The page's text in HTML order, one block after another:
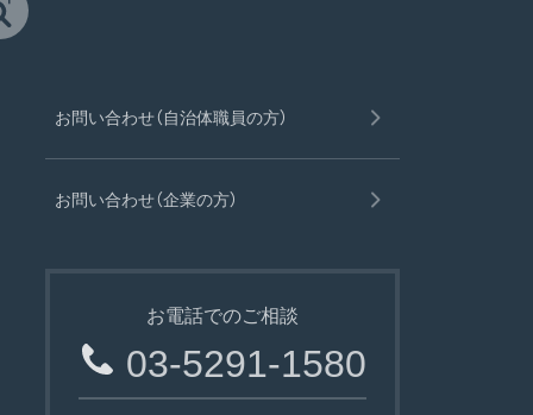
お問い合わせ（自治体職員の方）
お問い合わせ（企業の方）
お電話でのご相談
03-5291-1580